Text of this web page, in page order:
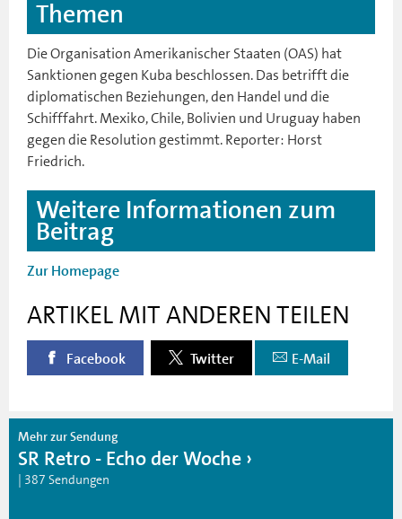
Themen
Die Organisation Amerikanischer Staaten (OAS) hat
Sanktionen gegen Kuba beschlossen. Das betrifft die
diplomatischen Beziehungen, den Handel und die
Schifffahrt. Mexiko, Chile, Bolivien und Uruguay haben
gegen die Resolution gestimmt. Reporter: Horst
Friedrich.
Weitere Informationen zum
Beitrag
Zur Homepage
ARTIKEL MIT ANDEREN TEILEN
Facebook Twitter E-Mail
Mehr zur Sendung
SR Retro - Echo der Woche
| 387 Sendungen